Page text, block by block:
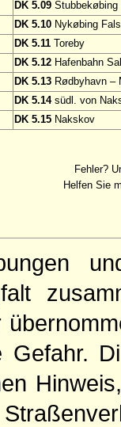
DK 5.09 Stubbekøbing
DK 5.10 Nykøbing
DK 5.11 Toreby
DK 5.12 Hafenbahn
DK 5.13 Rødbyhavn –
DK 5.14südl. von
DK 5.15 Nakskov
Fehler?
Helfen Sie
Gefahr.